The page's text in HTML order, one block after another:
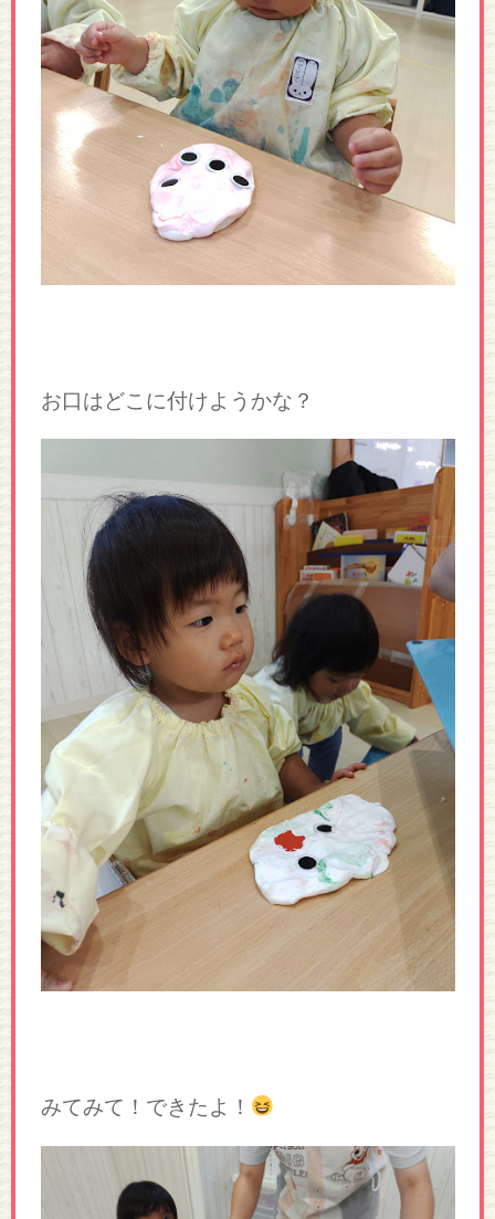
お口はどこに付けようかな？
みてみて！できたよ！